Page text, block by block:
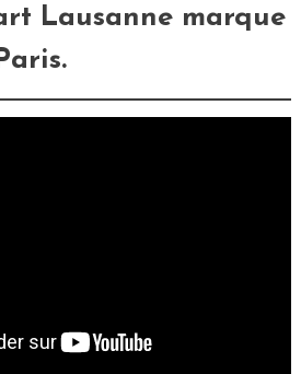
Lausanne marque